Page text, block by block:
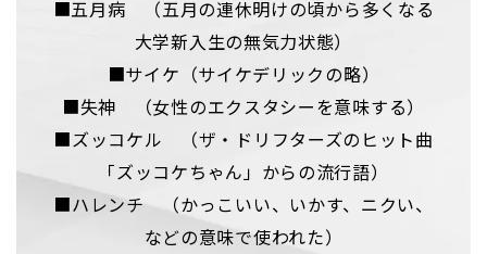
■五月病 （五月の連休明けの頃から多くなる
大学新入生の無気力状態）
■サイケ（サイケデリックの略）
■失神 （女性のエクスタシーを意味する）
■ズッコケル （ザ・ドリフターズのヒット曲
「ズッコケちゃん」からの流行語）
■ハレンチ （かっこいい、いかす、ニクい、
などの意味で使われた）